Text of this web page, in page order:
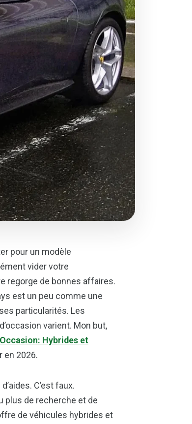
pour un modèle
vider votre
regorge de bonnes affaires.
est un peu comme une
particularités. Les
varient. Mon but,
Hybrides et
en 2026.
C’est faux.
plus de recherche et de
de véhicules hybrides et